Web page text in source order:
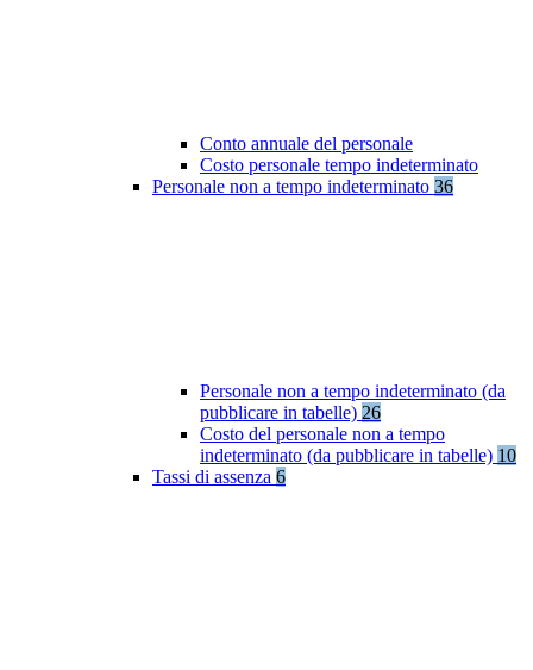
Conto annuale del personale
Costo personale tempo indeterminato
Personale non a tempo indeterminato 36
Personale non a tempo indeterminato (da
pubblicare in tabelle) 26
Costo del personale non a tempo
indeterminato (da pubblicare in tabelle) 10
Tassi di assenza 6